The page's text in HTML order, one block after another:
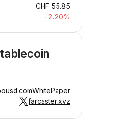
CHF 55.85
-2.20%
WhitePaper
farcaster.xyz